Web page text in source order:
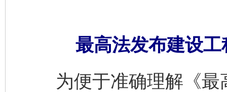
最高法发布建设
为便于准确理解《最